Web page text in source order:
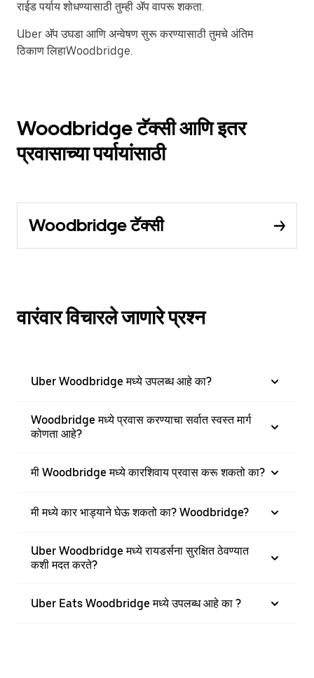
राईड पर्याय शोधण्यासाठी तुम्ही ॲप वापरू शकता.
Uber अ‍ॅप उघडा आणि अन्वेषण सुरू करण्यासाठी तुमचे अंतिम
ठिकाण लिहाWoodbridge.
Woodbridge टॅक्सी आणि इतर
प्रवासाच्या पर्यायांसाठी
Woodbridge टॅक्सी
वारंवार विचारले जाणारे प्रश्न
Uber Woodbridge मध्ये उपलब्ध आहे का?
Woodbridge मध्ये प्रवास करण्याचा सर्वात स्वस्त मार्ग
कोणता आहे?
मी Woodbridge मध्ये कारशिवाय प्रवास करू शकतो का?
मी मध्ये कार भाड्याने घेऊ शकतो का? Woodbridge?
Uber Woodbridge मध्ये रायडर्सना सुरक्षित ठेवण्यात
कशी मदत करते?
Uber Eats Woodbridge मध्ये उपलब्ध आहे का ?